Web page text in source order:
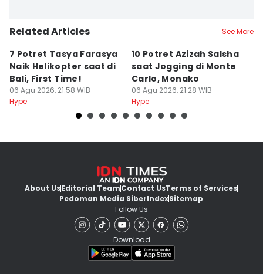
Related Articles See More
7 Potret Tasya Farasya
Naik Helikopter saat di
Bali, First Time!
06 Agu 2026, 21:58 WIB
Hype
10 Potret Azizah Salsha
saat Jogging di Monte
Carlo, Monako
06 Agu 2026, 21:28 WIB
Hype
About UsEditorial TeamContact UsTerms of Services
Pedoman Media SiberIndexSitemap
Follow Us
Download